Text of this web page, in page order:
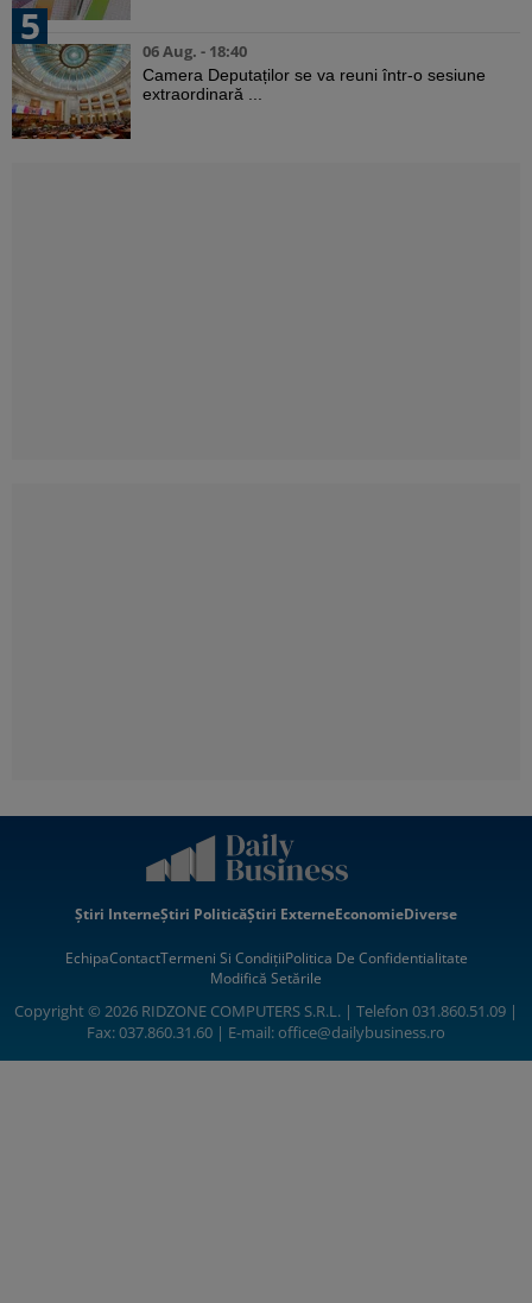
5
06 Aug. - 18:40
Camera Deputaților se va reuni într-o sesiune
extraordinară ...
Știri InterneȘtiri PoliticăȘtiri ExterneEconomieDiverse
EchipaContactTermeni Si CondițiiPolitica De Confidentialitate
Modifică Setările
Copyright © 2026 RIDZONE COMPUTERS S.R.L. | Telefon 031.860.51.09 |
Fax: 037.860.31.60 | E-mail:office@dailybusiness.ro